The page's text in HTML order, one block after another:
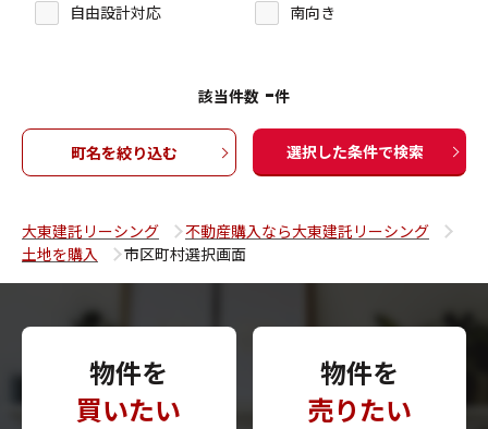
自由設計対応 南向き
該当件数 -件
町名を絞り込む 選択した条件で検索
大東建託リーシング
不動産購入なら大東建託リーシング
土地を購入
市区町村選択画面
物件を
買いたい
物件を
売りたい